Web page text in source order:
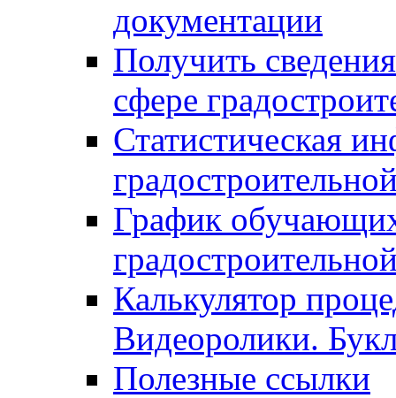
документации
Получить
сфере
Статистическая
График
Калькулятор
Видеоролики.
Полезные ссылки